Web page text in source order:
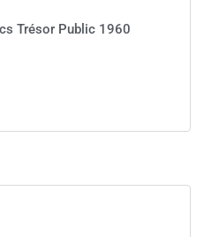
Trésor Public 1960